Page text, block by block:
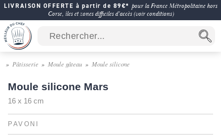
LIVRAISON OFFERTE à partir de 89€* pour la France Métropolitaine hors
Corse, îles et zones difficiles d'accès (voir conditions)
Pâtisserie Moule gâteau Moule silicone
Moule silicone Mars
16 x 16 cm
PAVONI